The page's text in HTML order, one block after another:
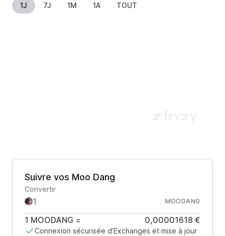
1J 7J 1M 1A TOUT
Suivre vos Moo Dang
Convertir
MOODANG
1 MOODANG = 0,00001618 €
Connexion sécurisée d’Exchanges et mise à jour